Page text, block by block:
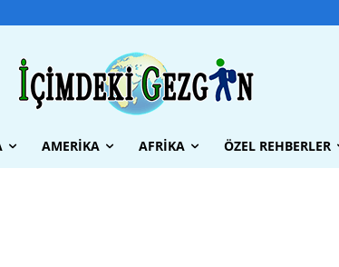
AMERIKA AFRIKA ÖZEL REHBERLER